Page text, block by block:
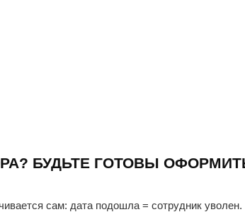
БУДЬТЕ ГОТОВЫ
сам: дата подошла = сотрудник